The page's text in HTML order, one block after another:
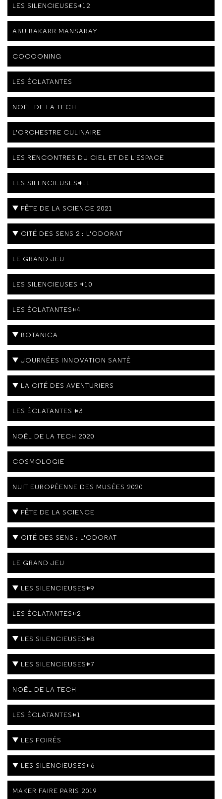
LES SILENCIEUSES#12
ABU BAKARR MANSARAY
COCOONING
LES ÉCLATANTES
NOËL DE LA TECH
L'ORCHESTRE CULINAIRE
LES RENCONTRES DU CIEL ET DE L'ESPACE
LES SILENCIEUSES#11
FÊTE DE LA SCIENCE 2021
CITÉ DES SENS 2 : L'ODORAT
LE GRAND JEU
LES SILENCIEUSES #10
LES ÉCLATANTES#4
BOTANICA
JOURNÉES INNOVATION SANTÉ
LA CITÉ DES AVENTURIERS
LES ÉCLATANTES #3
NOËL DE LA TECH 2020
COSMOLOGIE
NUIT EUROPÉENNE DES MUSÉES 2020
FÊTE DE LA SCIENCE
CITÉ DES SENS : L'ODORAT
LE GRAND JEU
LES SILENCIEUSES#9
LES ÉCLATANTES#2
LES SILENCIEUSES#8
LES SILENCIEUSES#7
NOËL DE LA TECH
LES ÉCLATANTES#1
LES FOIRÉS
LES SILENCIEUSES#6
MAKER FAIRE PARIS 2019